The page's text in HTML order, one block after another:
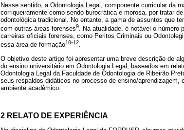
Nesse sentido, a Odontologia Legal, componente curricular da
corriqueiramente como sendo burocrática e morosa, por tratar
odontológica tradicional. No entanto, a gama de assuntos que
com outras áreas forenses9. Na atualidade, é notável o número
carreiras oficiais forenses, como Peritos Criminais ou
essa área de formação10-12.
O objetivo deste artigo foi apresentar uma breve descrição de
do ensino universitário em Odontologia Legal, baseados em
Odontologia Legal da Faculdade de Odontologia de Ribeirão
seus respaldos didáticos no processo de ensino/
ambiente acadêmico.
2 RELATO DE EXPERIÊNCIA